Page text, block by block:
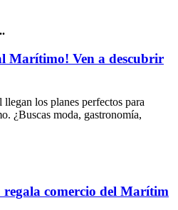
Marítimo! Ven a descubrir
los planes perfectos para
¿Buscas moda, gastronomía,
comercio del Marítim